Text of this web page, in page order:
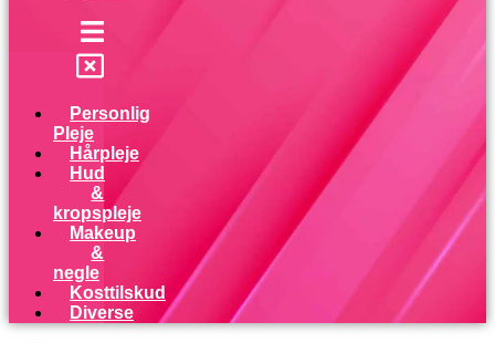
Menu
Personlig
Pleje
Hårpleje
Hud
&
kropspleje
Makeup
&
negle
Kosttilskud
Diverse